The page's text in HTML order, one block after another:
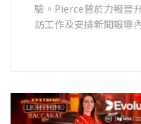
驗。Pierce曾於力報晉
訪工作及安排新聞報導